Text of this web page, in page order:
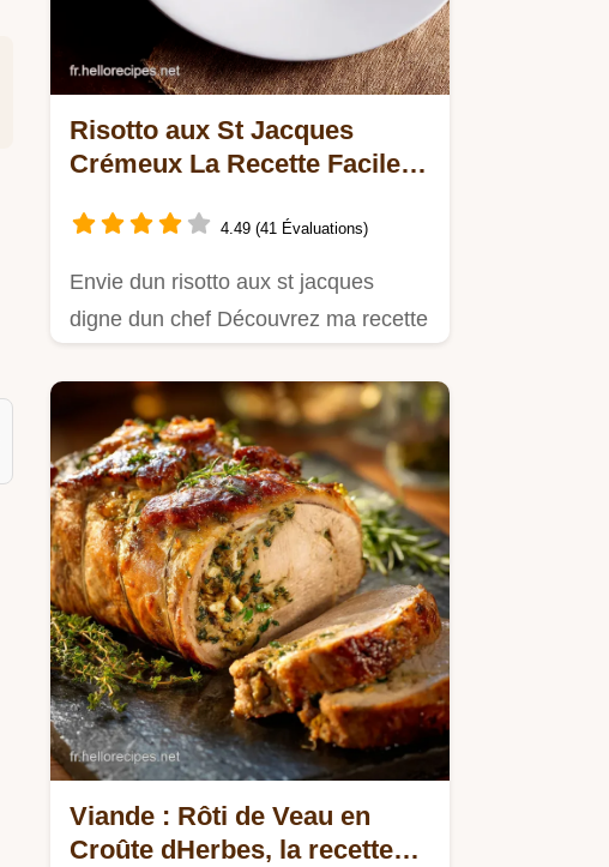
Risotto aux St Jacques
Crémeux La Recette Facile et
4.49 (41 Évaluations)
Envie dun risotto aux st jacques
digne dun chef Découvrez ma recette
Viande : Rôti de Veau en
Croûte dHerbes, la recette